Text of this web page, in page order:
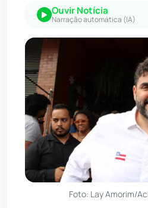
Ouvir Notícia
Narração automática (IA)
Foto: Lay Amorim/